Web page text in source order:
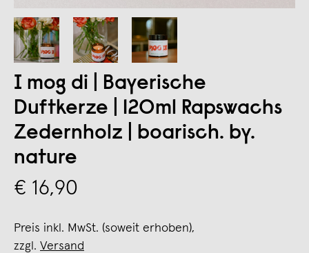
I mog di | Bayerische
Duftkerze | 120ml Rapswachs
Zedernholz | boarisch. by.
nature
€ 16,90
Preis inkl. MwSt. (soweit erhoben),
zzgl. Versand